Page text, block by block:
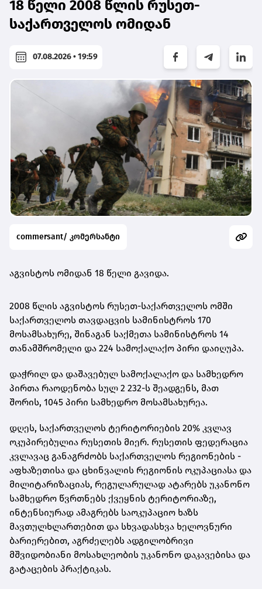
18 წელი 2008 წლის რუსეთ-
საქართველოს ომიდან
07.08.2026 • 19:59
commersant/ კომერსანტი
აგვისტოს ომიდან 18 წელი გავიდა.
2008 წლის აგვისტოს რუსეთ-საქართველოს ომში
საქართველოს თავდაცვის სამინისტროს 170
მოსამსახურე, შინაგან საქმეთა სამინისტროს 14
თანამშრომელი და 224 სამოქალაქო პირი დაიღუპა.
დაჭრილ და დაშავებულ სამოქალაქო და სამხედრო
პირთა რაოდენობა სულ 2 232-ს შეადგენს, მათ
შორის, 1045 პირი სამხედრო მოსამსახურეა.
დღეს, საქართველოს ტერიტორიების 20% კვლავ
ოკუპირებულია რუსეთის მიერ. რუსეთის ფედერაცია
კვლავაც განაგრძობს საქართველოს რეგიონების -
აფხაზეთისა და ცხინვალის რეგიონის ოკუპაციასა და
მილიტარიზაციას, რეგულარულად ატარებს უკანონო
სამხედრო წვრთნებს ქვეყნის ტერიტორიაზე,
ინტენსიურად ამაგრებს საოკუპაციო ხაზს
მავთულხლართებით და სხვადასხვა ხელოვნური
ბარიერებით, აგრძელებს ადგილობრივი
მშვიდობიანი მოსახლეობის უკანონო დაკავებისა და
გატაცების პრაქტიკას.